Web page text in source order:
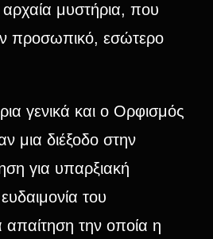
μυστήρια, που
προσωπικό, εσώτερο
γενικά και ο Ορφισμός
μια διέξοδο στην
για υπαρξιακή
του
απαίτηση την οποία η